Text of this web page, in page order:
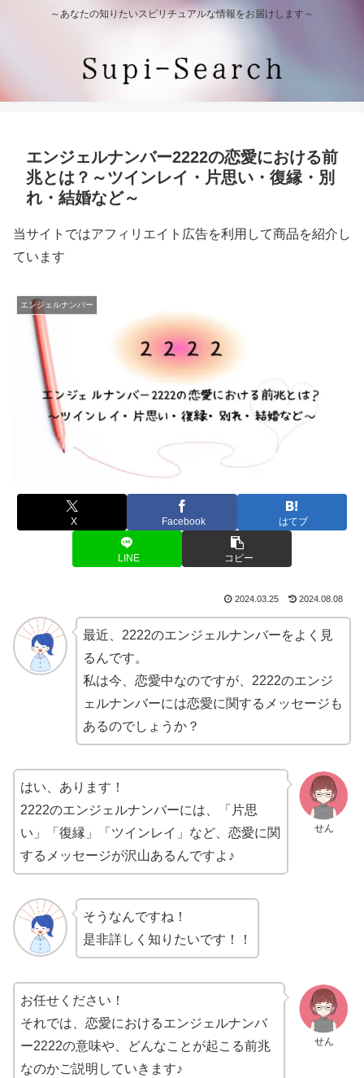
～あなたの知りたいスピリチュアルな情報をお届けします～
エンジェルナンバー2222の恋愛における前
兆とは？～ツインレイ・片思い・復縁・別
れ・結婚など～
当サイトではアフィリエイト広告を利用して商品を紹介し
ています
エンジェルナンバー
X Facebook はてブ
LINE コピー
2024.03.25 2024.08.08
最近、2222のエンジェルナンバーをよく見
るんです。
私は今、恋愛中なのですが、2222のエンジ
ェルナンバーには恋愛に関するメッセージも
あるのでしょうか？
せん
はい、あります！
2222のエンジェルナンバーには、「片思
い」「復縁」「ツインレイ」など、恋愛に関
するメッセージが沢山あるんですよ♪
そうなんですね！
是非詳しく知りたいです！！
せん
お任せください！
それでは、恋愛におけるエンジェルナンバ
ー2222の意味や、どんなことが起こる前兆
なのかご説明していきます♪